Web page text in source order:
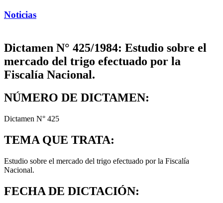
Noticias
Dictamen N° 425/1984: Estudio sobre el
mercado del trigo efectuado por la
Fiscalía Nacional.
NÚMERO DE DICTAMEN:
Dictamen N° 425
TEMA QUE TRATA:
Estudio sobre el mercado del trigo efectuado por la Fiscalía
Nacional.
FECHA DE DICTACIÓN: